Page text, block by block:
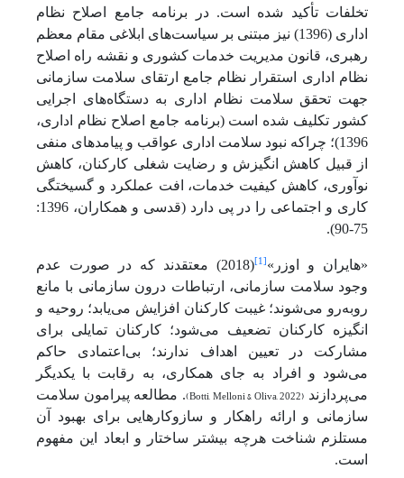
تخلفات تأکید شده است. در برنامه جامع اصلاح نظام
اداری (1396) نیز مبتنی بر سیاست‌های ابلاغی مقام معظم
رهبری، قانون مدیریت خدمات کشوری و نقشه راه اصلاح
نظام اداری استقرار نظام جامع ارتقای سلامت سازمانی
جهت تحقق سلامت نظام اداری به دستگاه‌های اجرایی
کشور تکلیف شده است (برنامه جامع اصلاح نظام اداری،
1396)؛ چراکه نبود سلامت اداری عواقب و پیامدهای منفی
از قبیل کاهش انگیزش و رضایت شغلی کارکنان، کاهش
نوآوری، کاهش کیفیت خدمات، افت عملکرد و گسیختگی
کاری و اجتماعی را در پی دارد (قدسی و همکاران، 1396:
75-90).
«هایران و اوزر» [1]
(2018) معتقدند که در صورت عدم
وجود سلامت سازمانی، ارتباطات درون سازمانی با مانع
روبه‌رو می‌شوند؛ غیبت کارکنان افزایش می‌یابد؛ روحیه و
انگیزه کارکنان تضعیف می‌شود؛ کارکنان تمایلی برای
مشارکت در تعیین اهداف ندارند؛ بی‌اعتمادی حاکم
می‌شود و افراد به جای همکاری، به رقابت با یکدیگر
می‌پردازند (Botti, Melloni & Oliva, 2022). مطالعه پیرامون سلامت
سازمانی و ارائه راهکار و سازوکارهایی برای بهبود آن
مستلزم شناخت هرچه بیشتر ساختار و ابعاد این مفهوم
است.